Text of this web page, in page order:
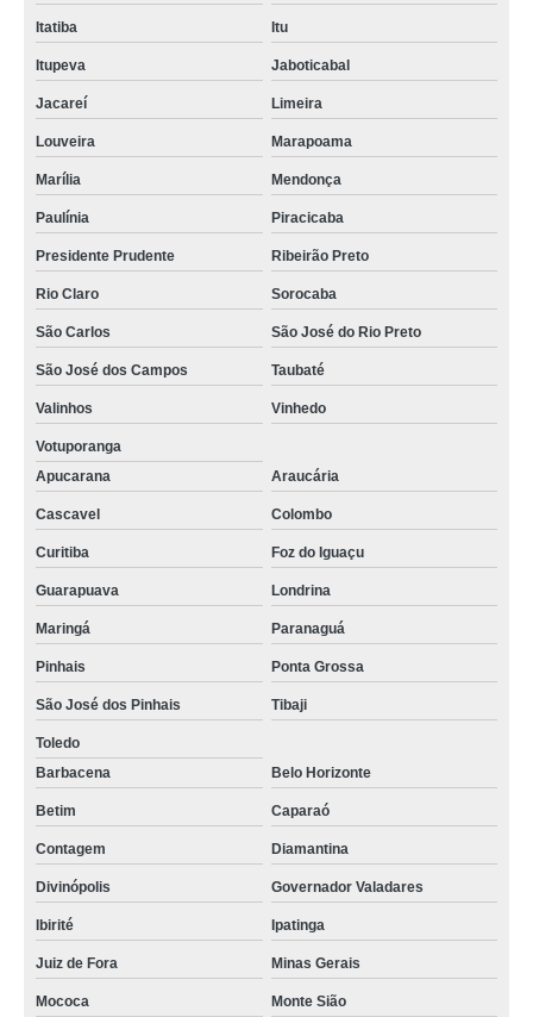
Itatiba Itu
Itupeva Jaboticabal
Jacareí Limeira
Louveira Marapoama
Marília Mendonça
Paulínia Piracicaba
Presidente Prudente Ribeirão Preto
Rio Claro Sorocaba
São Carlos São José do Rio Preto
São José dos Campos Taubaté
Valinhos Vinhedo
Votuporanga
Apucarana
Araucária
Cascavel Colombo
Curitiba Foz do Iguaçu
Guarapuava Londrina
Maringá Paranaguá
Pinhais Ponta Grossa
São José dos Pinhais Tibaji
Toledo
Barbacena
Belo Horizonte
Betim Caparaó
Contagem Diamantina
Divinópolis Governador Valadares
Ibirité Ipatinga
Juiz de Fora Minas Gerais
Mococa Monte Sião